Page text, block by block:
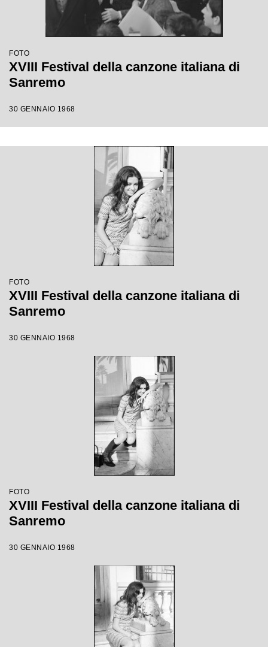
FOTO
XVIII Festival della canzone italiana di
Sanremo
30 GENNAIO 1968
FOTO
XVIII Festival della canzone italiana di
Sanremo
30 GENNAIO 1968
FOTO
XVIII Festival della canzone italiana di
Sanremo
30 GENNAIO 1968